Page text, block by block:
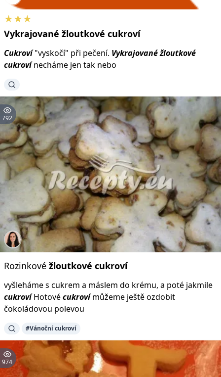
★★★
Vykrajované žloutkové cukroví
Cukroví"vyskočí" při pečení. Vykrajovanéžloutkové
cukrovínecháme jen tak nebo
792
Rozinkové žloutkové cukroví
vyšleháme s cukrem a máslem do krému, a poté jakmile
cukrovíHotovécukrovímůžeme ještě ozdobit
čokoládovou polevou
#Vánoční cukroví
974